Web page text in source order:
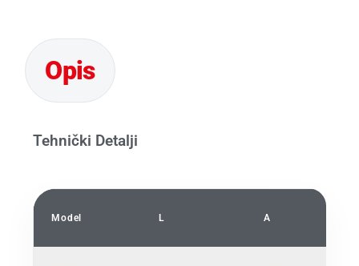
Tehnički Detalji
Model L A